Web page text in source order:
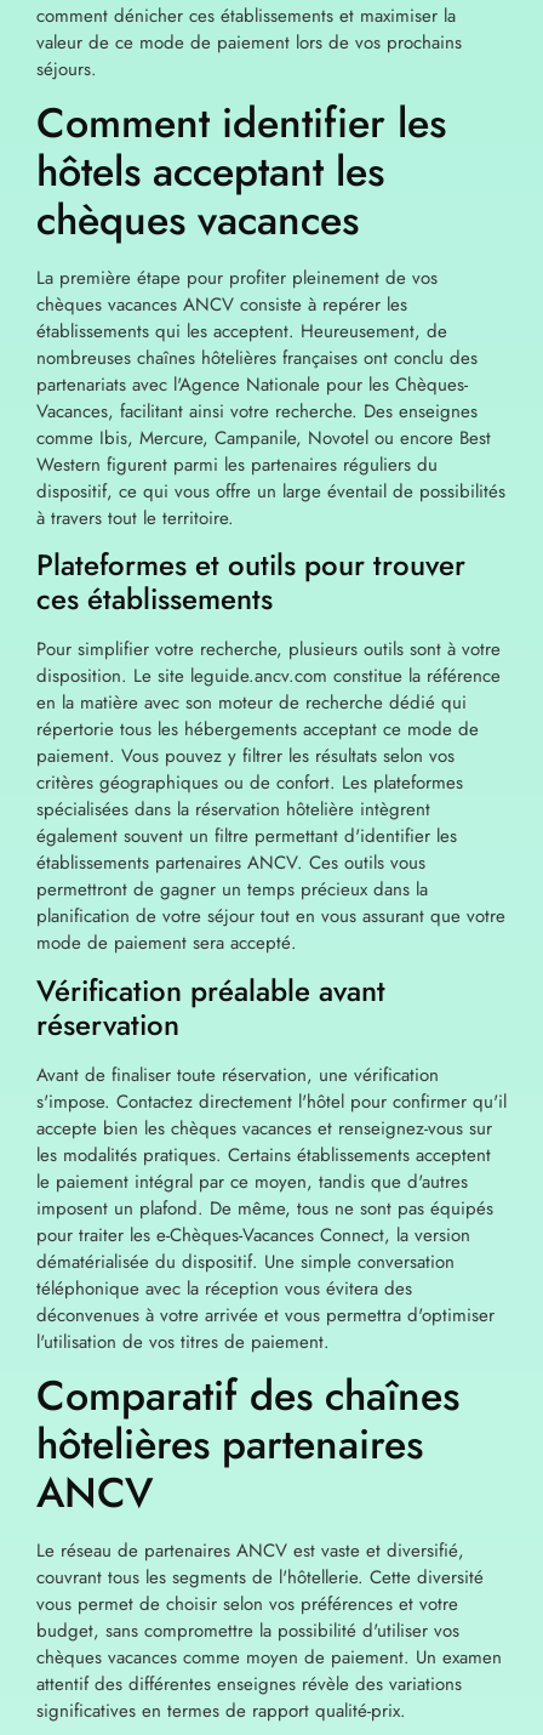
comment dénicher ces établissements et maximiser la
valeur de ce mode de paiement lors de vos prochains
séjours.
Comment identifier les
hôtels acceptant les
chèques vacances
La première étape pour profiter pleinement de vos
chèques vacances ANCV consiste à repérer les
établissements qui les acceptent. Heureusement, de
nombreuses chaînes hôtelières françaises ont conclu des
partenariats avec l'Agence Nationale pour les Chèques-
Vacances, facilitant ainsi votre recherche. Des enseignes
comme Ibis, Mercure, Campanile, Novotel ou encore Best
Western figurent parmi les partenaires réguliers du
dispositif, ce qui vous offre un large éventail de possibilités
à travers tout le territoire.
Plateformes et outils pour trouver
ces établissements
Pour simplifier votre recherche, plusieurs outils sont à votre
disposition. Le site leguide.ancv.com constitue la référence
en la matière avec son moteur de recherche dédié qui
répertorie tous les hébergements acceptant ce mode de
paiement. Vous pouvez y filtrer les résultats selon vos
critères géographiques ou de confort. Les plateformes
spécialisées dans la réservation hôtelière intègrent
également souvent un filtre permettant d'identifier les
établissements partenaires ANCV. Ces outils vous
permettront de gagner un temps précieux dans la
planification de votre séjour tout en vous assurant que votre
mode de paiement sera accepté.
Vérification préalable avant
réservation
Avant de finaliser toute réservation, une vérification
s'impose. Contactez directement l'hôtel pour confirmer qu'il
accepte bien les chèques vacances et renseignez-vous sur
les modalités pratiques. Certains établissements acceptent
le paiement intégral par ce moyen, tandis que d'autres
imposent un plafond. De même, tous ne sont pas équipés
pour traiter les e-Chèques-Vacances Connect, la version
dématérialisée du dispositif. Une simple conversation
téléphonique avec la réception vous évitera des
déconvenues à votre arrivée et vous permettra d'optimiser
l'utilisation de vos titres de paiement.
Comparatif des chaînes
hôtelières partenaires
ANCV
Le réseau de partenaires ANCV est vaste et diversifié,
couvrant tous les segments de l'hôtellerie. Cette diversité
vous permet de choisir selon vos préférences et votre
budget, sans compromettre la possibilité d'utiliser vos
chèques vacances comme moyen de paiement. Un examen
attentif des différentes enseignes révèle des variations
significatives en termes de rapport qualité-prix.